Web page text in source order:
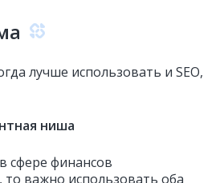
лучше использовать и SEO,
ниша
сфере финансов
важно использовать оба